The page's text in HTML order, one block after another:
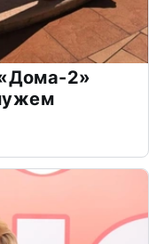
2»